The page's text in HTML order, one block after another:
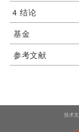
4 结论
基金
参考文献
技术